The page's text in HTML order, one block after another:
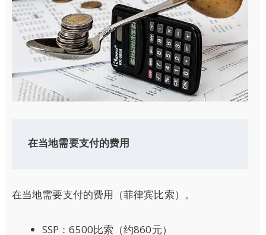
在当地需要支付的费用
在当地需要支付的费用（菲律宾比索）。
SSP：6500比索（约860元）